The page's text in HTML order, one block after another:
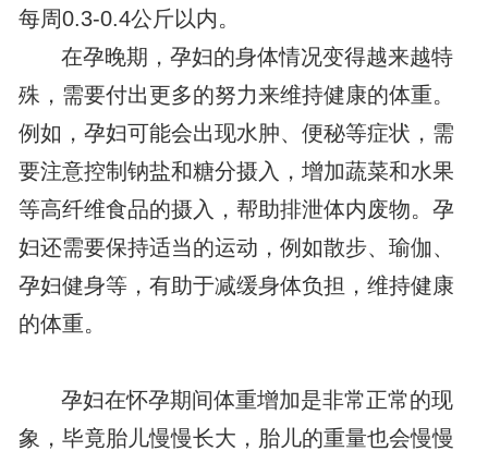
每周0.3-0.4公斤以内。
在孕晚期，孕妇的身体情况变得越来越特
殊，需要付出更多的努力来维持健康的体重。
例如，孕妇可能会出现水肿、便秘等症状，需
要注意控制钠盐和糖分摄入，增加蔬菜和水果
等高纤维食品的摄入，帮助排泄体内废物。孕
妇还需要保持适当的运动，例如散步、瑜伽、
孕妇健身等，有助于减缓身体负担，维持健康
的体重。
孕妇在怀孕期间体重增加是非常正常的现
象，毕竟胎儿慢慢长大，胎儿的重量也会慢慢